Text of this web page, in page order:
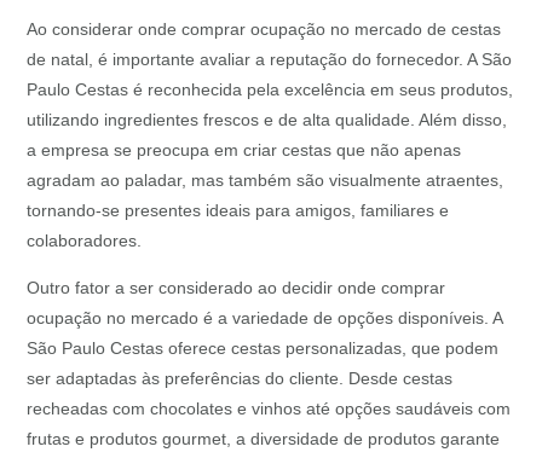
Ao considerar onde comprar ocupação no mercado de cestas
de natal, é importante avaliar a reputação do fornecedor. A São
Paulo Cestas é reconhecida pela excelência em seus produtos,
utilizando ingredientes frescos e de alta qualidade. Além disso,
a empresa se preocupa em criar cestas que não apenas
agradam ao paladar, mas também são visualmente atraentes,
tornando-se presentes ideais para amigos, familiares e
colaboradores.
Outro fator a ser considerado ao decidir onde comprar
ocupação no mercado é a variedade de opções disponíveis. A
São Paulo Cestas oferece cestas personalizadas, que podem
ser adaptadas às preferências do cliente. Desde cestas
recheadas com chocolates e vinhos até opções saudáveis com
frutas e produtos gourmet, a diversidade de produtos garante